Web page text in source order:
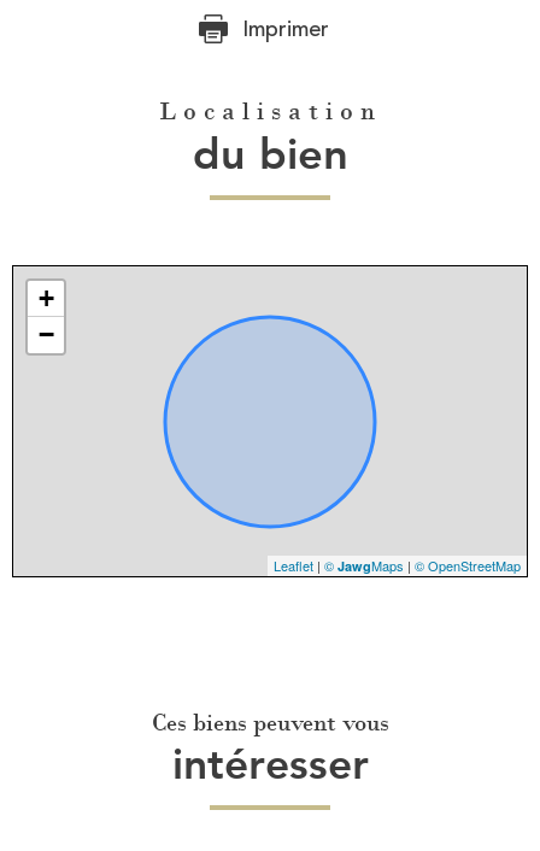
Imprimer
Localisation
du bien
+
−
Leaflet | © JawgMaps | © OpenStreetMap
Ces biens peuvent vous
intéresser